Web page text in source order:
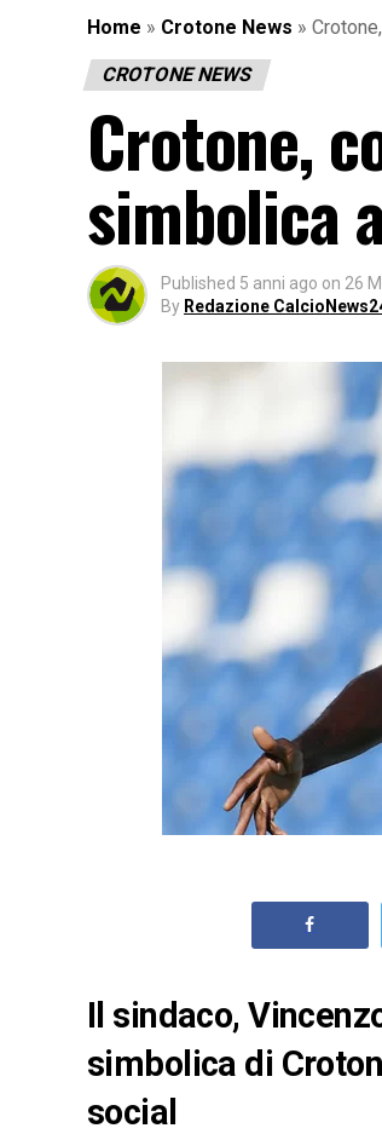
Home » Crotone News »
CROTONE NEWS
Crotone,
simbolica
Published 5 anni ago on 26
By Redazione
Il sindaco,
simbolica di
social